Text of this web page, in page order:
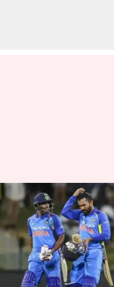
ऑकलैंड के ईडन
जाएगा भारत-
टी-20, जानें
लेखन मोहम्मद वाहिद Jan 23, 2020
क्या है खबर?